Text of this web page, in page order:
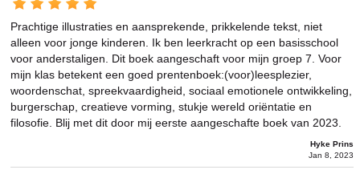
Prachtige illustraties en aansprekende, prikkelende tekst, niet
alleen voor jonge kinderen. Ik ben leerkracht op een basisschool
voor anderstaligen. Dit boek aangeschaft voor mijn groep 7. Voor
mijn klas betekent een goed prentenboek:(voor)leesplezier,
woordenschat, spreekvaardigheid, sociaal emotionele ontwikkeling,
burgerschap, creatieve vorming, stukje wereld oriëntatie en
filosofie. Blij met dit door mij eerste aangeschafte boek van 2023.
Hyke Prins
Jan 8, 2023